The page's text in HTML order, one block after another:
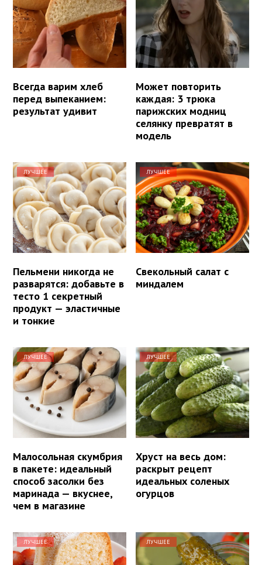
Всегда варим хлеб
перед выпеканием:
результат удивит
Может повторить
каждая: 3 трюка
парижских модниц
селянку превратят в
модель
ЛУЧШЕЕ
Пельмени никогда не
разварятся: добавьте в
тесто 1 секретный
продукт — эластичные
и тонкие
ЛУЧШЕЕ
Свекольный салат с
миндалем
ЛУЧШЕЕ
Малосольная скумбрия
в пакете: идеальный
способ засолки без
маринада — вкуснее,
чем в магазине
ЛУЧШЕЕ
Хруст на весь дом:
раскрыт рецепт
идеальных соленых
огурцов
ЛУЧШЕЕ ЛУЧШЕЕ